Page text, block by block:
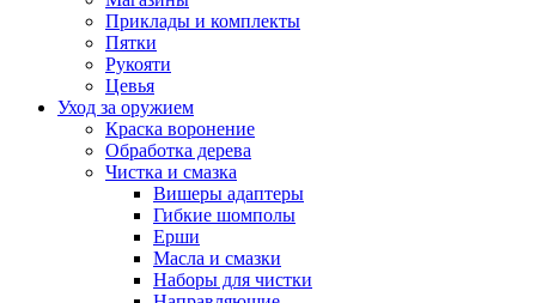
Приклады и комплекты
Пятки
Рукояти
Цевья
Уход за оружием
Краска воронение
Обработка дерева
Чистка и смазка
Вишеры адаптеры
Гибкие шомполы
Ерши
Масла и смазки
Наборы для чистки